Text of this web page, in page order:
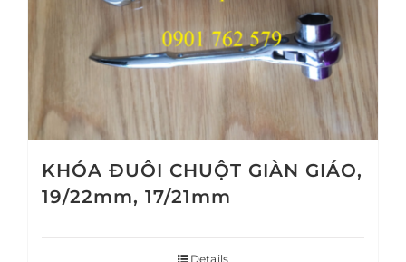
KHÓA ĐUÔI CHUỘT GIÀN GIÁO,
19/22mm, 17/21mm
Details